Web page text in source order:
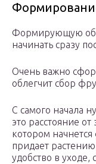
Формирующую
начинать сразу
Очень важно
облегчит сбор
С самого начала
это расстояние
котором
придает
удобство в уходе,